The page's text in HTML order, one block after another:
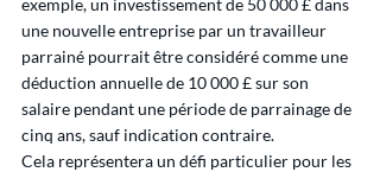
une nouvelle entreprise par un travailleur
parrainé pourrait être considéré comme une
déduction annuelle de 10 000 £ sur son
salaire pendant une période de parrainage de
cinq ans, sauf indication contraire.
Cela représentera un défi particulier pour les